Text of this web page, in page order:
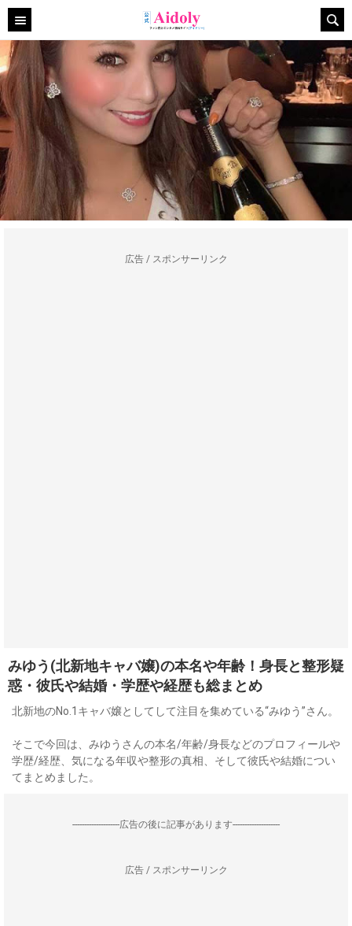
広告 / スポンサーリンク
みゆう(北新地キャバ嬢)の本名や年齢！身長と整形疑
惑・彼氏や結婚・学歴や経歴も総まとめ
北新地のNo.1キャバ嬢としてして注目を集めている“みゆう”さん。
そこで今回は、みゆうさんの本名/年齢/身長などのプロフィールや
学歴/経歴、気になる年収や整形の真相、そして彼氏や結婚につい
てまとめました。
--------------------広告の後に記事があります--------------------
広告 / スポンサーリンク